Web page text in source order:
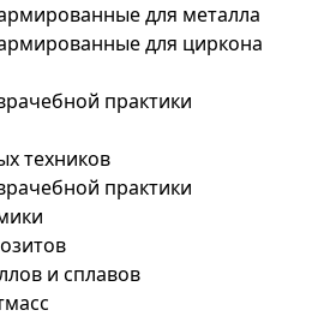
для металла
для циркона
практики
техников
практики
и сплавов